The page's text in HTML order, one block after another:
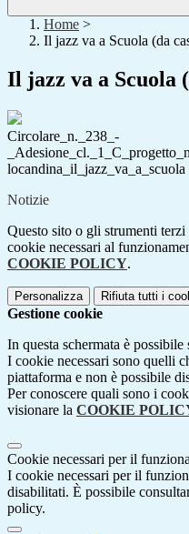
Home >
Il jazz va a Scuola (da
Il jazz va a Scuola
Circolare_n._238_-
Notizie
Questo sito o gli strumenti
cookie necessari al
COOKIE POLICY.
Personalizza Rifiuta tutti i
Gestione cookie
In questa schermata è
I cookie necessari sono quelli
piattaforma e non è possibile
Per conoscere quali sono i
visionare la COOKIE
Cookie necessari per il
I cookie necessari per il
disabilitati. È possibile
policy.